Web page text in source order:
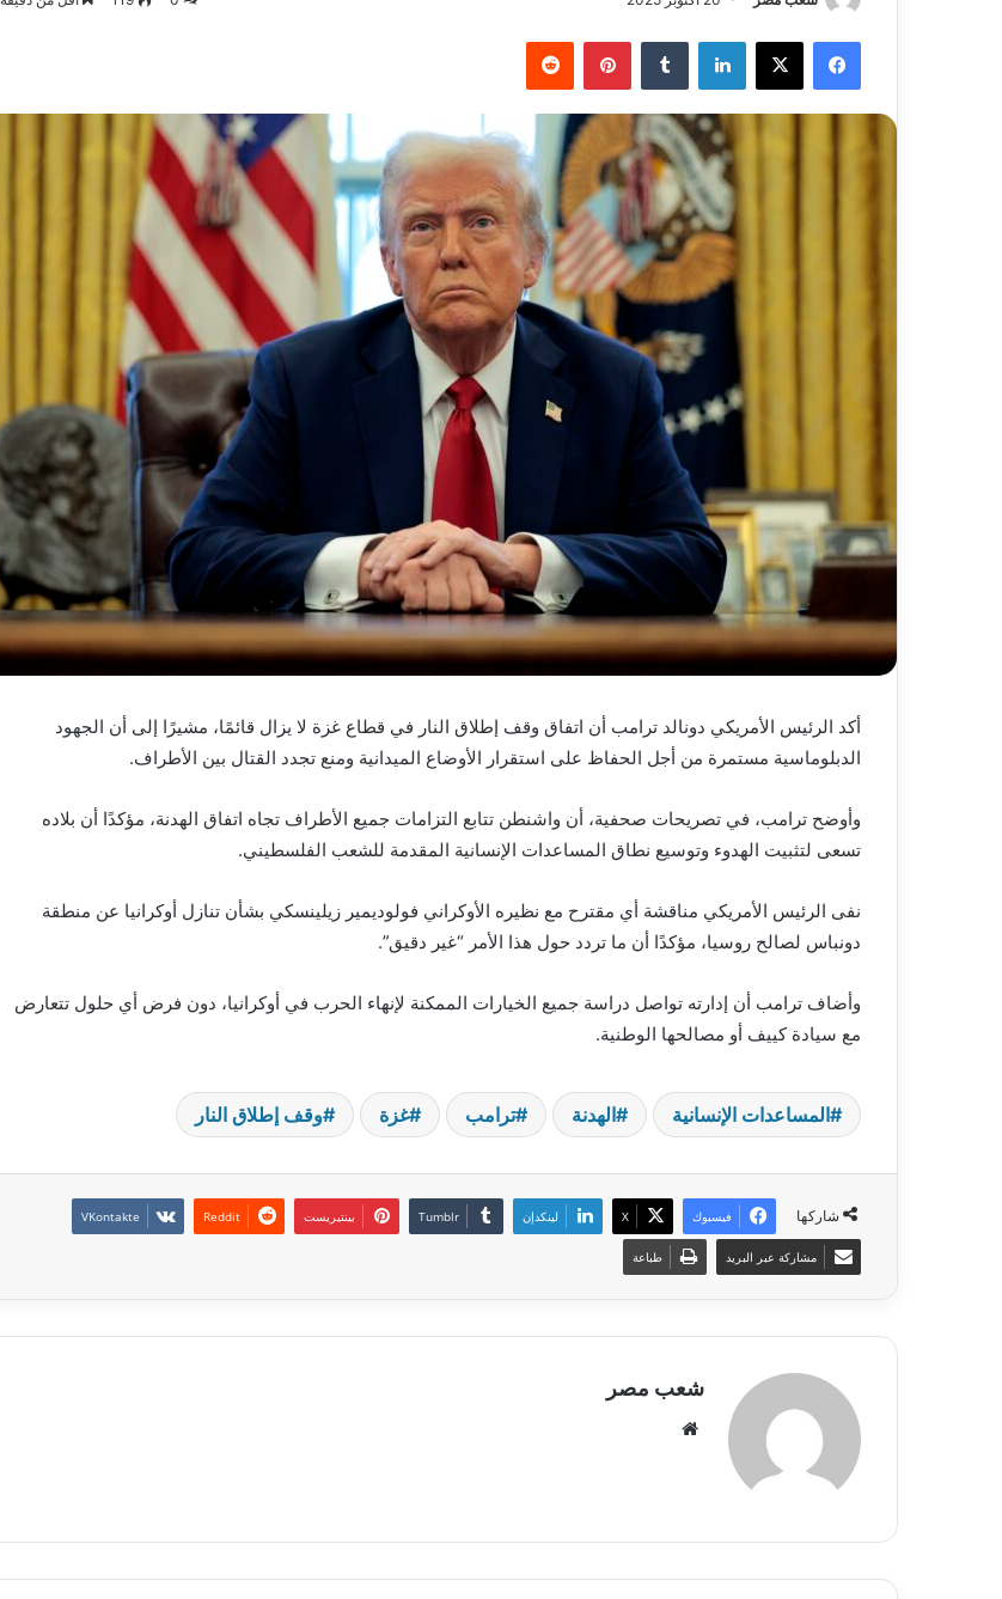
فيسبوك ‫X لينكدإن بينتيريست
أكد الرئيس الأمريكي دونالد ترامب أن اتفاق وقف إطلاق النار في قطاع غزة لا يزال قائمًا، مشيرًا إلى أن الجهود
الدبلوماسية مستمرة من أجل الحفاظ على استقرار الأوضاع الميدانية ومنع تجدد القتال بين الأطراف.
وأوضح ترامب، في تصريحات صحفية، أن واشنطن تتابع التزامات جميع الأطراف تجاه اتفاق الهدنة، مؤكدًا أن بلاده
تسعى لتثبيت الهدوء وتوسيع نطاق المساعدات الإنسانية المقدمة للشعب الفلسطيني.
نفى الرئيس الأمريكي مناقشة أي مقترح مع نظيره الأوكراني فولوديمير زيلينسكي بشأن تنازل أوكرانيا عن منطقة
دونباس لصالح روسيا، مؤكدًا أن ما تردد حول هذا الأمر “غير دقيق”.
وأضاف ترامب أن إدارته تواصل دراسة جميع الخيارات الممكنة لإنهاء الحرب في أوكرانيا، دون فرض أي حلول تتعارض
مع سيادة كييف أو مصالحها الوطنية.
المساعدات الإنسانية الهدنة ترامب غزة وقف إطلاق النار
شاركها فيسبوك ‫X لينكدإن بينتيريست
مشاركة عبر البريد طباعة
شعب مصر